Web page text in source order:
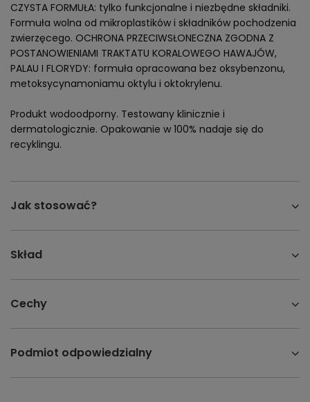
CZYSTA FORMUŁA: tylko funkcjonalne i niezbędne składniki.
Formuła wolna od mikroplastików i składników pochodzenia
zwierzęcego. OCHRONA PRZECIWSŁONECZNA ZGODNA Z
POSTANOWIENIAMI TRAKTATU KORALOWEGO HAWAJÓW,
PALAU I FLORYDY: formuła opracowana bez oksybenzonu,
metoksycynamoniamu oktylu i oktokrylenu.
Produkt wodoodporny. Testowany klinicznie i
dermatologicznie. Opakowanie w 100% nadaje się do
recyklingu.
Jak stosować?
Skład
Cechy
Podmiot odpowiedzialny